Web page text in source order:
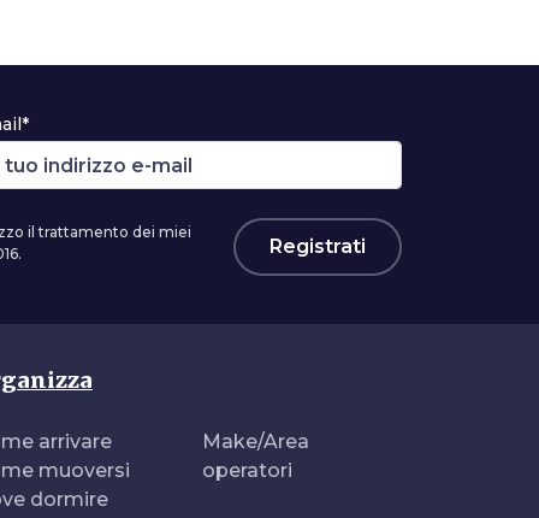
il trattamento dei miei
Registrati
arrivare
muoversi
dormire
Make/Area
operatori